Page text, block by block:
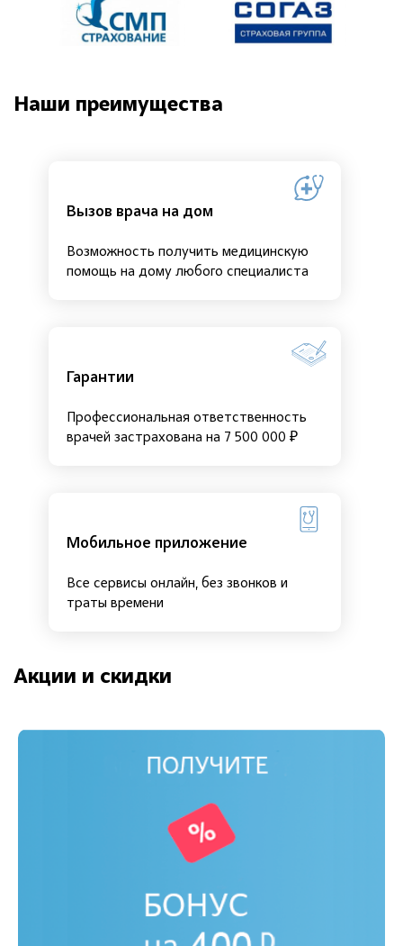
Наши преимущества
Вызов врача на дом
Возможность получить медицинскую
помощь на дому любого специалиста
Гарантии
Профессиональная ответственность
врачей застрахована на 7 500 000 ₽
Мобильное приложение
Все сервисы онлайн, без звонков и
траты времени
Акции и скидки